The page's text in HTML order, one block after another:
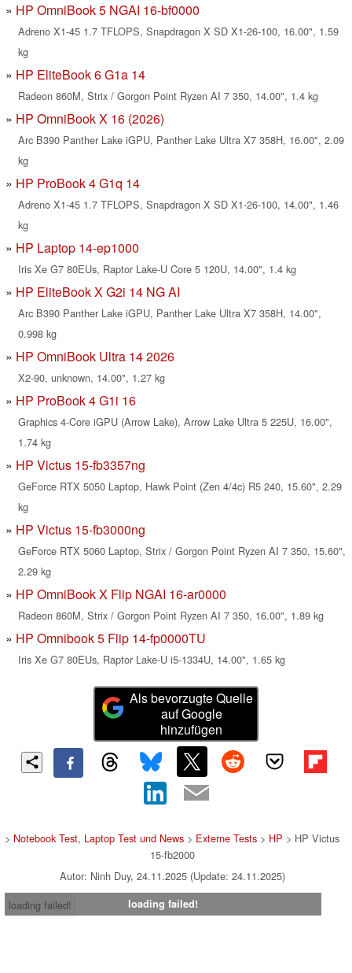
HP OmniBook 5 NGAI 16-bf0000
Adreno X1-45 1.7 TFLOPS, Snapdragon X SD X1-26-100, 16.00", 1.59
kg
HP EliteBook 6 G1a 14
Radeon 860M, Strix / Gorgon Point Ryzen AI 7 350, 14.00", 1.4 kg
HP OmniBook X 16 (2026)
Arc B390 Panther Lake iGPU, Panther Lake Ultra X7 358H, 16.00", 2.09
kg
HP ProBook 4 G1q 14
Adreno X1-45 1.7 TFLOPS, Snapdragon X SD X1-26-100, 14.00", 1.46
kg
HP Laptop 14-ep1000
Iris Xe G7 80EUs, Raptor Lake-U Core 5 120U, 14.00", 1.4 kg
HP EliteBook X G2i 14 NG AI
Arc B390 Panther Lake iGPU, Panther Lake Ultra X7 358H, 14.00",
0.998 kg
HP OmniBook Ultra 14 2026
X2-90, unknown, 14.00", 1.27 kg
HP ProBook 4 G1i 16
Graphics 4-Core iGPU (Arrow Lake), Arrow Lake Ultra 5 225U, 16.00",
1.74 kg
HP Victus 15-fb3357ng
GeForce RTX 5050 Laptop, Hawk Point (Zen 4/4c) R5 240, 15.60", 2.29
kg
HP Victus 15-fb3000ng
GeForce RTX 5060 Laptop, Strix / Gorgon Point Ryzen AI 7 350, 15.60",
2.29 kg
HP OmniBook X Flip NGAI 16-ar0000
Radeon 860M, Strix / Gorgon Point Ryzen AI 7 350, 16.00", 1.89 kg
HP Omnibook 5 Flip 14-fp0000TU
Iris Xe G7 80EUs, Raptor Lake-U i5-1334U, 14.00", 1.65 kg
Als bevorzugte Quelle
auf Google
hinzufügen
> Notebook Test, Laptop Test und News > Externe Tests > HP > HP Victus
15-fb2000
Autor: Ninh Duy, 24.11.2025 (Update: 24.11.2025)
loading failed!
loading failed!